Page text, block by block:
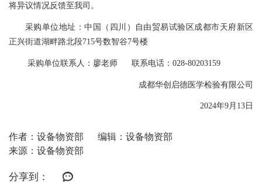
将异议情况反馈至我司。
采购单位地址：中国（四川）自由贸易试验区成都市天府新区
正兴街道湖畔路北段715号数智谷7号楼
采购单位联系人： 廖老师 联系电话：028-80203159
成都华创启德医学检验有限公司
2024年9月 13 日
作者：设备物资部
编辑：设备物资部
来源：设备物资部
分享到：